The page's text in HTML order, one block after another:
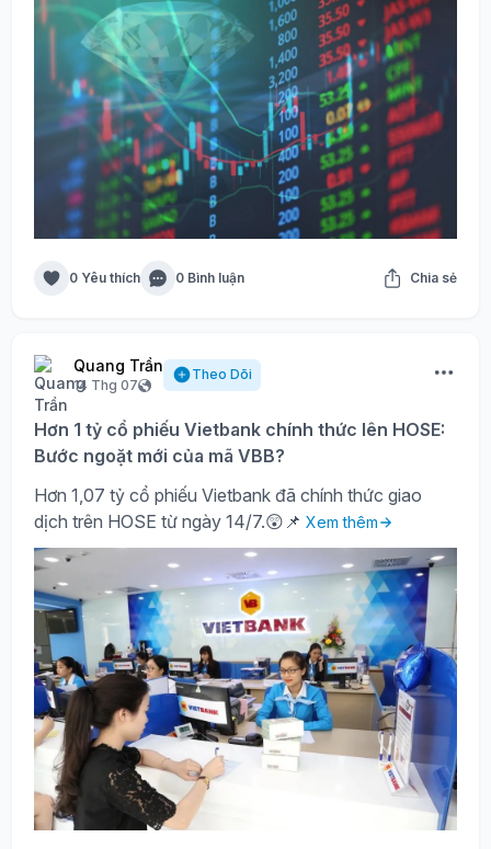
0 Yêu thích 0 Bình luận Chia sẻ
Quang Trần
14 Thg 07
Theo Dõi
Hơn 1 tỷ cổ phiếu Vietbank chính thức lên HOSE:
Bước ngoặt mới của mã VBB?
Hơn 1,07 tỷ cổ phiếu Vietbank đã chính thức giao
dịch trên HOSE từ ngày 14/7.😲📌 Xem thêm